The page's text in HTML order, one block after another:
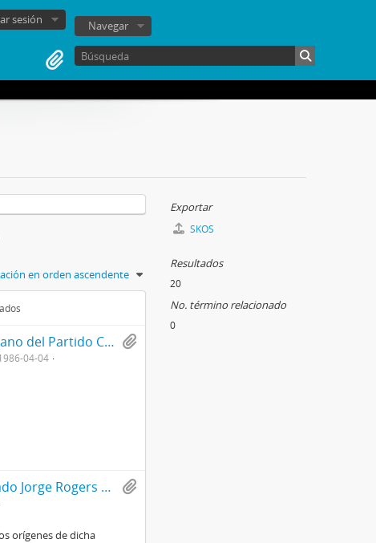
sesión Navegar
en orden ascendente
Boletín de prensa El Siglo perteneciente al órgano del Partido Comunista de Chile con información miscelánea, núm., 130
04-04
Discurso mecanografiado del entonces diputado Jorge Rogers Sotomayor, pronunciado en la Cámara de Diputados de Chile, titulado Nueva organización social del campo chileno, el problema de la sindicalización campesina
orígenes de dicha
Exportar
SKOS
Resultados
20
No. término relacionado
0